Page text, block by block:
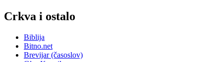
Crkva i ostalo
Biblija
Bitno.net
Brevijar (časoslov)